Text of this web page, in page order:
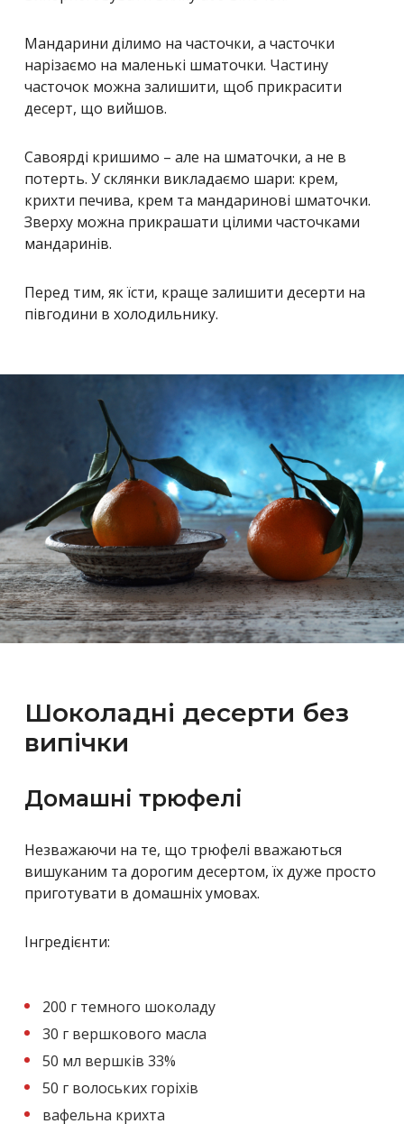
Мандарини ділимо на часточки, а часточки
нарізаємо на маленькі шматочки. Частину
часточок можна залишити, щоб прикрасити
десерт, що вийшов.
Савоярді кришимо – але на шматочки, а не в
потерть. У склянки викладаємо шари: крем,
крихти печива, крем та мандаринові шматочки.
Зверху можна прикрашати цілими часточками
мандаринів.
Перед тим, як їсти, краще залишити десерти на
півгодини в холодильнику.
Шоколадні десерти без
випічки
Домашні трюфелі
Незважаючи на те, що трюфелі вважаються
вишуканим та дорогим десертом, їх дуже просто
приготувати в домашніх умовах.
Інгредієнти:
200 г темного шоколаду
30 г вершкового масла
50 мл вершків 33%
50 г волоських горіхів
вафельна крихта